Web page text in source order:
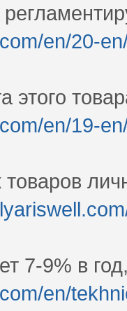
en/20-
этого
en/19-
7-9% в
en/